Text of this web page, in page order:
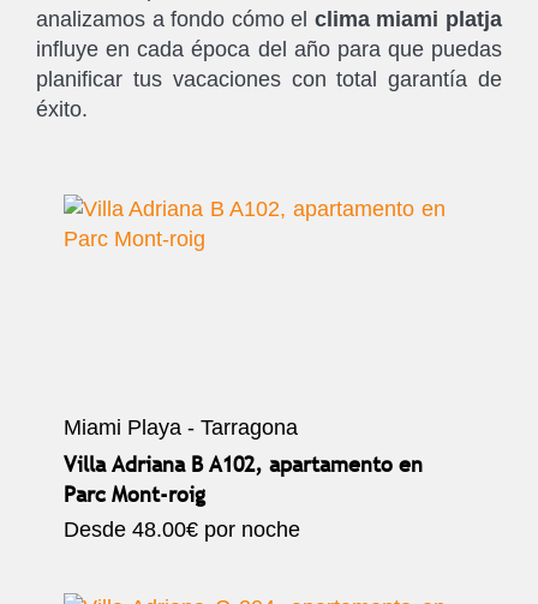
analizamos a fondo cómo el clima miami platja
influye en cada época del año para que puedas
planificar tus vacaciones con total garantía de
éxito.
Miami Playa - Tarragona
Villa Adriana B A102, apartamento en
Parc Mont-roig
Desde 48.00€por noche